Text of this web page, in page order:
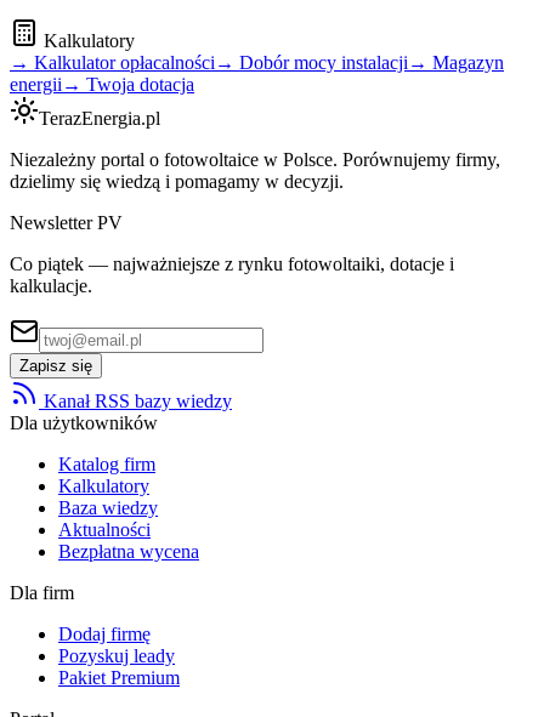
Kalkulatory
→ Kalkulator opłacalności → Dobór mocy instalacji → Magazyn
energii → Twoja dotacja
TerazEnergia.pl
Niezależny portal o fotowoltaice w Polsce. Porównujemy firmy,
dzielimy się wiedzą i pomagamy w decyzji.
Newsletter PV
Co piątek — najważniejsze z rynku fotowoltaiki, dotacje i
kalkulacje.
Zapisz się
Kanał RSS bazy wiedzy
Dla użytkowników
Katalog firm
Kalkulatory
Baza wiedzy
Aktualności
Bezpłatna wycena
Dla firm
Dodaj firmę
Pozyskuj leady
Pakiet Premium